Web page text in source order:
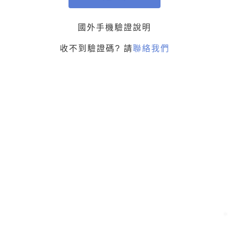
國外手機驗證說明
收不到驗證碼? 請聯絡我們